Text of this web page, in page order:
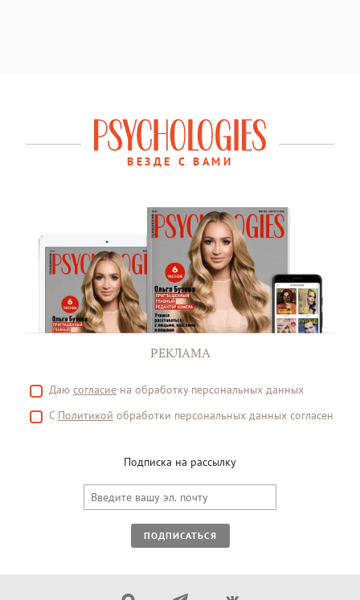
ВЕЗДЕ С ВАМИ
РЕКЛАМА
Даю согласие на обработку персональных данных
С Политикой обработки персональных данных согласен
Подписка на рассылку
ПОДПИСАТЬСЯ